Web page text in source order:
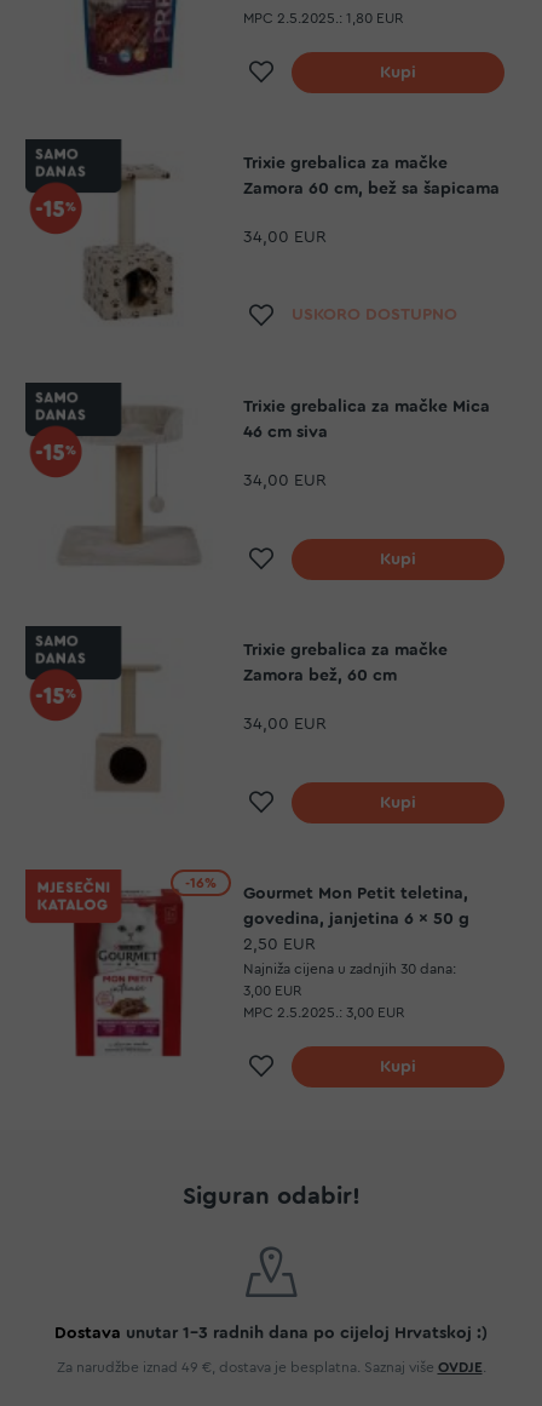
MPC 2.5.2025.: 1,80 EUR
Dodaj na listu želja
Kupi
Trixie grebalica za mačke
Zamora 60 cm, bež sa šapicama
34,00 EUR
Dodaj na listu želja
USKORO DOSTUPNO
Trixie grebalica za mačke Mica
46 cm siva
34,00 EUR
Dodaj na listu želja
Kupi
Trixie grebalica za mačke
Zamora bež, 60 cm
34,00 EUR
Dodaj na listu želja
Kupi
-16%
Gourmet Mon Petit teletina,
govedina, janjetina 6 x 50 g
2,50 EUR
Najniža cijena u zadnjih 30 dana:
3,00 EUR
MPC 2.5.2025.: 3,00 EUR
Dodaj na listu želja
Kupi
Siguran odabir!
Dostava unutar 1-3 radnih dana po cijeloj Hrvatskoj :)
Za narudžbe iznad 49 €, dostava je besplatna. Saznaj više OVDJE